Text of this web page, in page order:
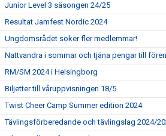
Junior Level 3 säsongen 24/25
Resultat Jamfest Nordic 2024
Ungdomsrådet söker fler medlemmar!
Nattvandra i sommar och tjäna pengar till
RM/SM 2024 i Helsingborg
Biljetter till våruppvisningen 18/5
Twist Cheer Camp Summer edition 2024
Tävlingsförberedande och tävlingslag 2024/